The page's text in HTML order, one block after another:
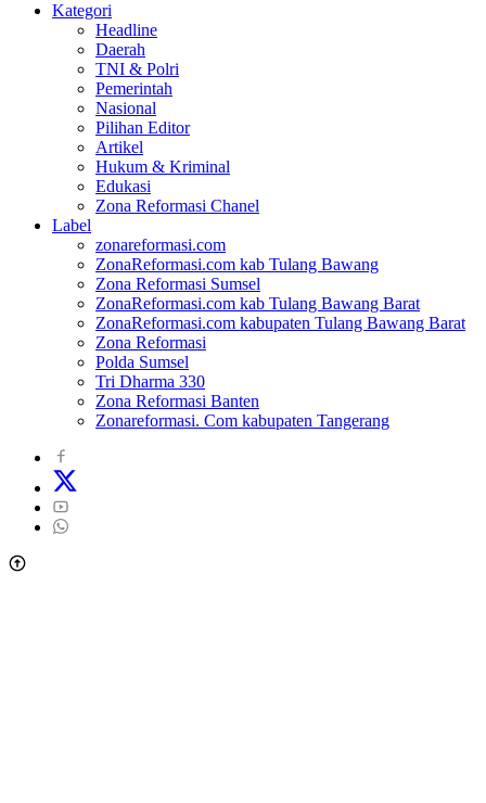
Kategori
Headline
Daerah
TNI & Polri
Pemerintah
Nasional
Pilihan Editor
Artikel
Hukum & Kriminal
Edukasi
Zona Reformasi Chanel
Label
zonareformasi.com
ZonaReformasi.com kab Tulang Bawang
Zona Reformasi Sumsel
ZonaReformasi.com kab Tulang Bawang Barat
ZonaReformasi.com kabupaten Tulang Bawang Barat
Zona Reformasi
Polda Sumsel
Tri Dharma 330
Zona Reformasi Banten
Zonareformasi. Com kabupaten Tangerang